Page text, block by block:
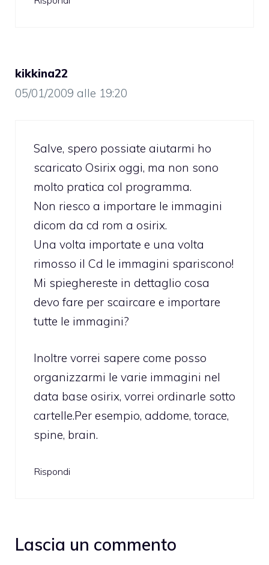
kikkina22
05/01/2009 alle 19:20
Salve, spero possiate aiutarmi ho
scaricato Osirix oggi, ma non sono
molto pratica col programma.
Non riesco a importare le immagini
dicom da cd rom a osirix.
Una volta importate e una volta
rimosso il Cd le immagini spariscono!
Mi spieghereste in dettaglio cosa
devo fare per scaircare e importare
tutte le immagini?
Inoltre vorrei sapere come posso
organizzarmi le varie immagini nel
data base osirix, vorrei ordinarle sotto
cartelle.Per esempio, addome, torace,
spine, brain.
Rispondi
Lascia un commento